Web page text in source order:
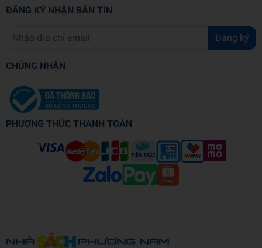
ĐĂNG KÝ NHẬN BẢN TIN
Đăng ký
CHỨNG NHẬN
PHƯƠNG THỨC THANH TOÁN